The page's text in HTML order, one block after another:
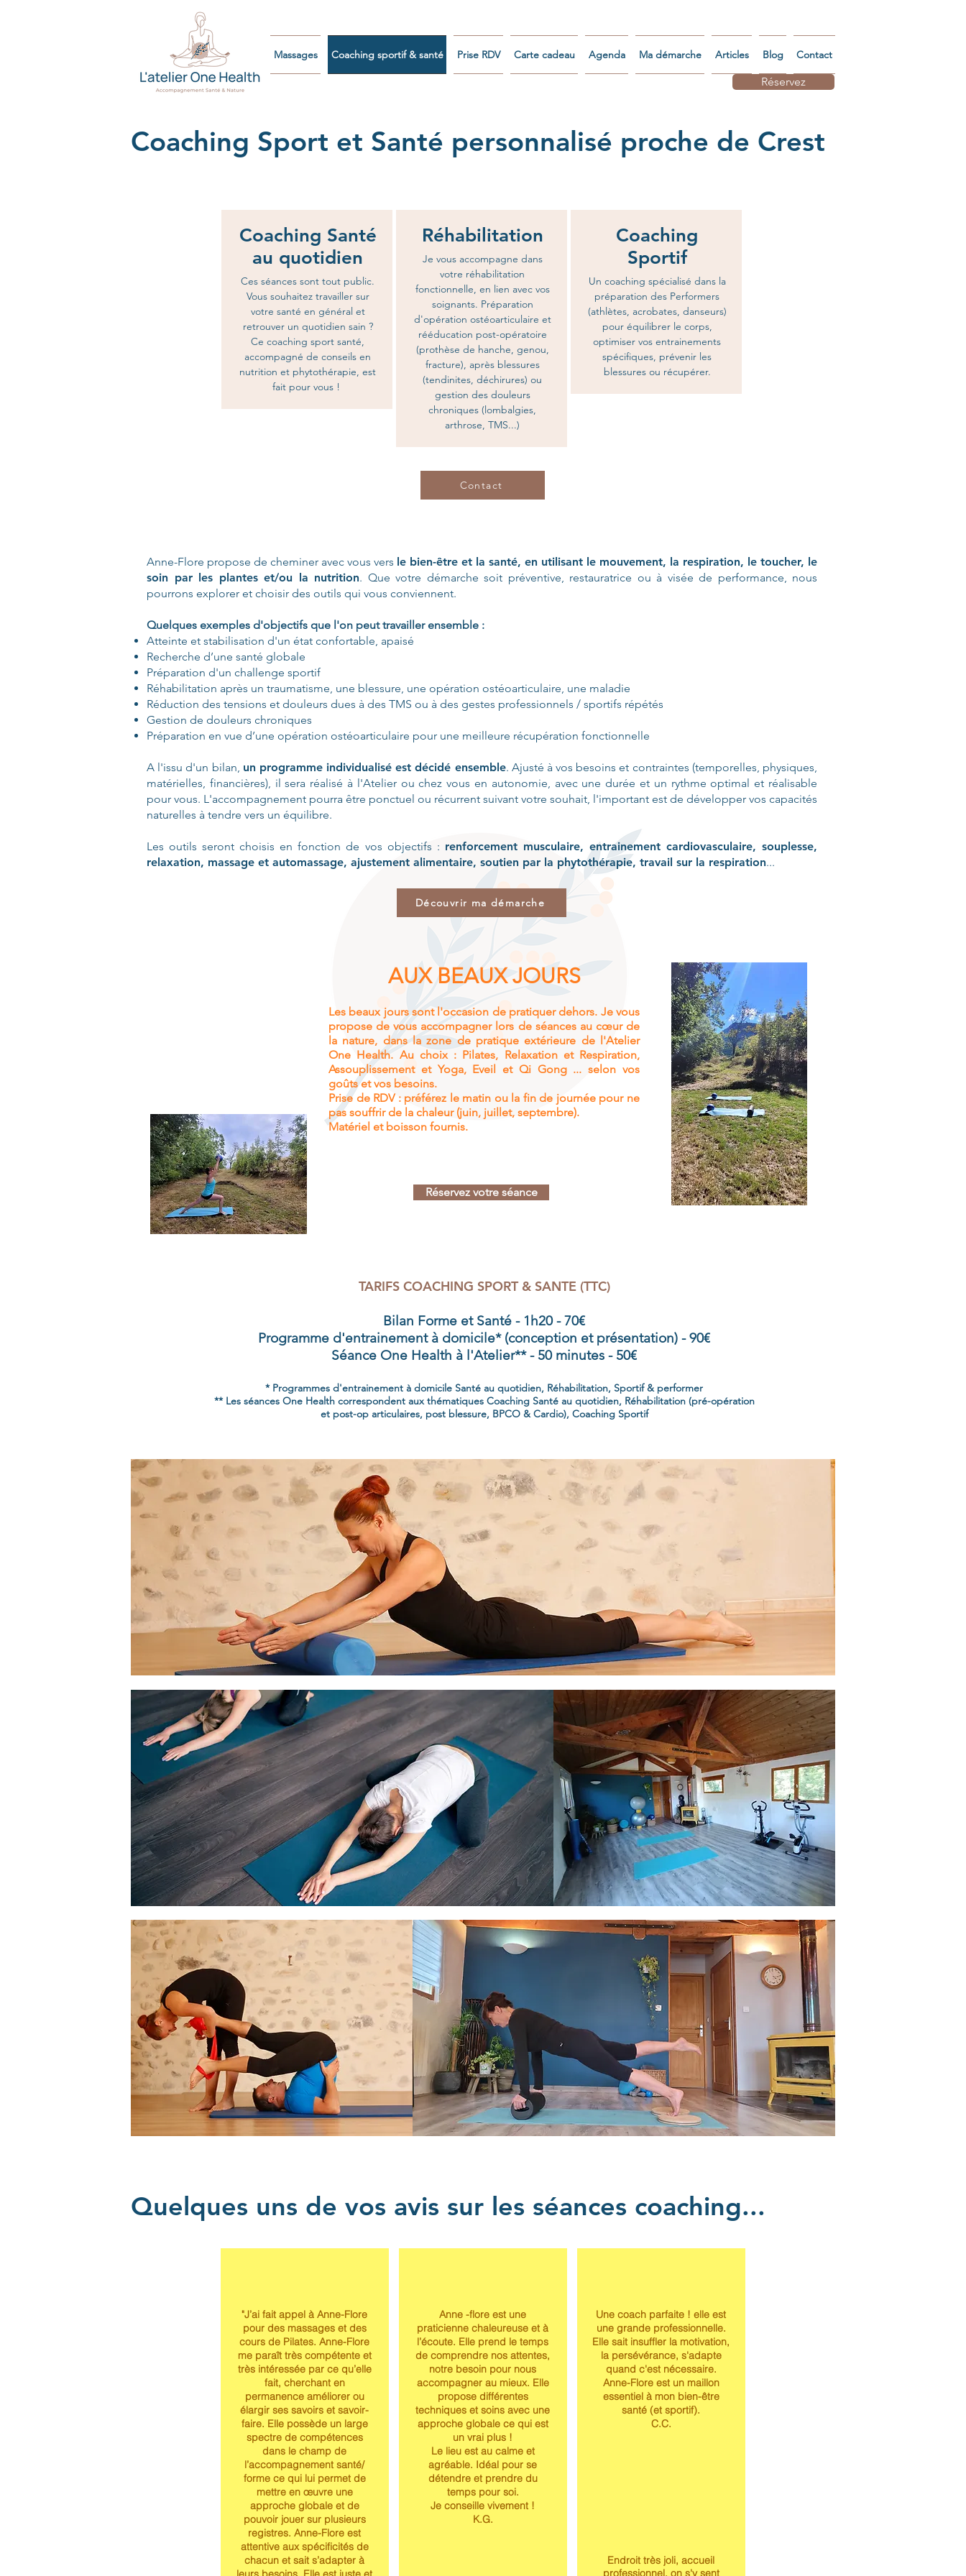
Massages Coaching sportif & santé Prise RDV Carte cadeau Agenda Ma démarche Articles Blog Contact
Réservez
Coaching Sport et Santé personnalisé proche de Crest
Coaching Santé
au quotidien
Ces séances sont tout public.
Vous souhaitez travailler sur
votre santé en général et
retrouver un quotidien sain ?
Ce coaching sport santé,
accompagné de conseils en
nutrition et phytothérapie, est
fait pour vous !
Réhabilitation
Je vous accompagne dans
votre réhabilitation
fonctionnelle, en lien avec vos
soignants. Préparation
d'opération ostéoarticulaire et
rééducation post-opératoire
(prothèse de hanche, genou,
fracture), après blessures
(tendinites, déchirures) ou
gestion des douleurs
chroniques (lombalgies,
arthrose, TMS...)
Coaching
Sportif
Un coaching spécialisé dans la
préparation des Performers
(athlètes, acrobates, danseurs)
pour équilibrer le corps,
optimiser vos entrainements
spécifiques, prévenir les
blessures ou récupérer.
Contact
Anne-Flore propose de cheminer avec vous vers le bien-être et la santé, en utilisant le mouvement, la respiration, le toucher, le
soin par les plantes et/ou la nutrition. Que votre démarche soit préventive, restauratrice ou à visée de performance, nous
pourrons explorer et choisir des outils qui vous conviennent.
Quelques exemples d'objectifs que l'on peut travailler ensemble :
Atteinte et stabilisation d'un état confortable, apaisé
Recherche d’une santé globale
Préparation d'un challenge sportif
Réhabilitation après un traumatisme, une blessure, une opération ostéoarticulaire, une maladie
Réduction des tensions et douleurs dues à des TMS ou à des gestes professionnels / sportifs répétés
Gestion de douleurs chroniques
Préparation en vue d’une opération ostéoarticulaire pour une meilleure récupération fonctionnelle
A l'issu d'un bilan, un programme individualisé est décidé ensemble. Ajusté à vos besoins et contraintes (temporelles, physiques,
matérielles, financières), il sera réalisé à l'Atelier ou chez vous en autonomie, avec une durée et un rythme optimal et réalisable
pour vous. L'accompagnement pourra être ponctuel ou récurrent suivant votre souhait, l'important est de développer vos capacités
naturelles à tendre vers un équilibre.
Les outils seront choisis en fonction de vos objectifs : renforcement musculaire, entrainement cardiovasculaire, souplesse,
relaxation, massage et automassage, ajustement alimentaire, soutien par la phytothérapie, travail sur la respiration...​
Découvrir ma démarche
AUX BEAUX JOURS
Les beaux jours sont l'occasion de pratiquer dehors. Je vous
propose de vous accompagner lors de séances au cœur de
la nature, dans la zone de pratique extérieure de l'Atelier
One Health. Au choix : Pilates, Relaxation et Respiration,
Assouplissement et Yoga, Eveil et Qi Gong ... selon vos
goûts et vos besoins.
Prise de RDV : préférez le matin ou la fin de journée pour ne
pas souffrir de la chaleur (juin, juillet, septembre).
Matériel et boisson fournis.
Réservez votre séance
TARIFS COACHING SPORT & SANTE (TTC)
Bilan Forme et Santé - 1h20 - 70€
Programme d'entrainement à domicile* (conception et présentation) - 90€
Séance One Health à l'Atelier** - 50 minutes - 50€
* Programmes d'entrainement à domicile Santé au quotidien, Réhabilitation, Sportif & performer
** Les séances One Health correspondent aux thématiques Coaching Santé au quotidien, Réhabilitation (pré-opération
et post-op articulaires, post blessure, BPCO & Cardio), Coaching Sportif
Quelques uns de vos avis sur les séances coaching...
"J’ai fait appel à Anne-Flore
pour des massages et des
cours de Pilates. Anne-Flore
me paraît très compétente et
très intéressée par ce qu’elle
fait, cherchant en
permanence améliorer ou
élargir ses savoirs et savoir-
faire. Elle possède un large
spectre de compétences
dans le champ de
l’accompagnement santé/
forme ce qui lui permet de
mettre en œuvre une
approche globale et de
pouvoir jouer sur plusieurs
registres. Anne-Flore est
attentive aux spécificités de
chacun et sait s’adapter à
Anne -flore est une
praticienne chaleureuse et à
l’écoute. Elle prend le temps
de comprendre nos attentes,
notre besoin pour nous
accompagner au mieux. Elle
propose différentes
techniques et soins avec une
approche globale ce qui est
un vrai plus !
Le lieu est au calme et
agréable. Idéal pour se
détendre et prendre du
temps pour soi.
Je conseille vivement !
K.G.
Une coach parfaite ! elle est
une grande professionnelle.
Elle sait insuffler la motivation,
la persévérance, s'adapte
quand c'est nécessaire.
Anne-Flore est un maillon
essentiel à mon bien-être
santé (et sportif).
C.C.
Endroit très joli, accueil
professionnel, on s'y sent